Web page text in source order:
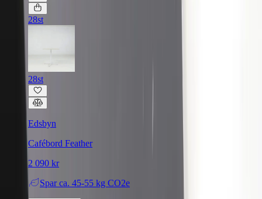
28st
28st
Edsbyn
Cafébord Feather
2 090 kr
Spar ca. 45-55 kg CO2e